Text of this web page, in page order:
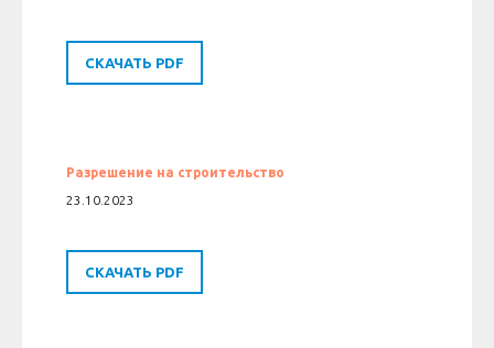
СКАЧАТЬ PDF
Разрешение на строительство
23.10.2023
СКАЧАТЬ PDF